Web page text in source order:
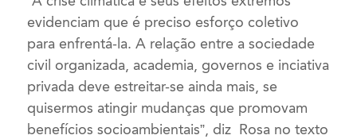
evidenciam que é preciso esforço coletivo
para enfrentá-la. A relação entre a sociedade
civil organizada, academia, governos e inciativa
privada deve estreitar-se ainda mais, se
quisermos atingir mudanças que promovam
benefícios socioambientais”, diz Rosa no texto